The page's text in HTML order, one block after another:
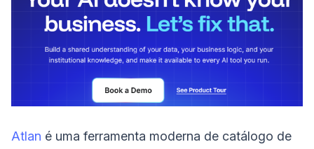
Atlan é uma ferramenta moderna de catálogo de